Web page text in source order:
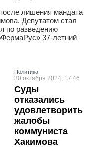
лишения мандата
Депутатом стал
по разведению
37-летний
Политика
30 октября 2024, 17:46
Суды
отказались
удовлетворить
жалобы
коммуниста
Хакимова